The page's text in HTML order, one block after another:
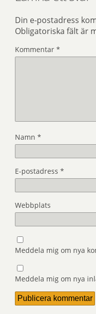
Din e-postadress
Obligatoriska fält är
Kommentar *
Namn *
E-postadress *
Webbplats
Meddela mig om nya
Meddela mig om nya